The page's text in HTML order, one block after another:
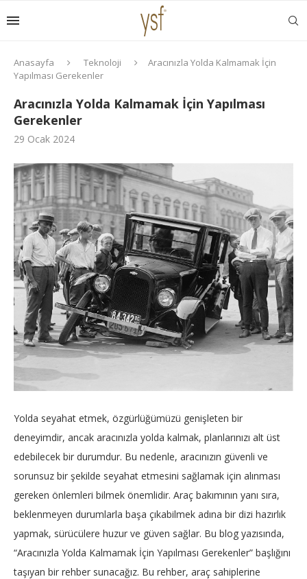
Anasayfa Teknoloji
Aracınızla Yolda Kalmamak İçin
Yapılması Gerekenler
Aracınızla Yolda Kalmamak İçin Yapılması
Gerekenler
29 Ocak 2024
Yolda seyahat etmek, özgürlüğümüzü genişleten bir
deneyimdir, ancak aracınızla yolda kalmak, planlarınızı alt üst
edebilecek bir durumdur. Bu nedenle, aracınızın güvenli ve
sorunsuz bir şekilde seyahat etmesini sağlamak için alınması
gereken önlemleri bilmek önemlidir. Araç bakımının yanı sıra,
beklenmeyen durumlarla başa çıkabilmek adına bir dizi hazırlık
yapmak, sürücülere huzur ve güven sağlar. Bu blog yazısında,
“Aracınızla Yolda Kalmamak İçin Yapılması Gerekenler” başlığını
taşıyan bir rehber sunacağız. Bu rehber, araç sahiplerine